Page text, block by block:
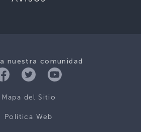
nuestra comunidad
Mapa del Sitio
Politica Web